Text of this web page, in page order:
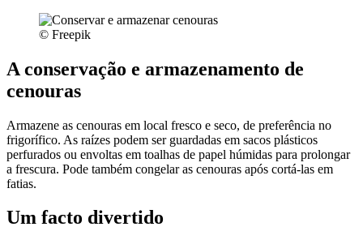
© Freepik
A conservação e armazenamento de
cenouras
Armazene as cenouras em local fresco e seco, de preferência no
frigorífico. As raízes podem ser guardadas em sacos plásticos
perfurados ou envoltas em toalhas de papel húmidas para prolongar
a frescura. Pode também congelar as cenouras após cortá-las em
fatias.
Um facto divertido